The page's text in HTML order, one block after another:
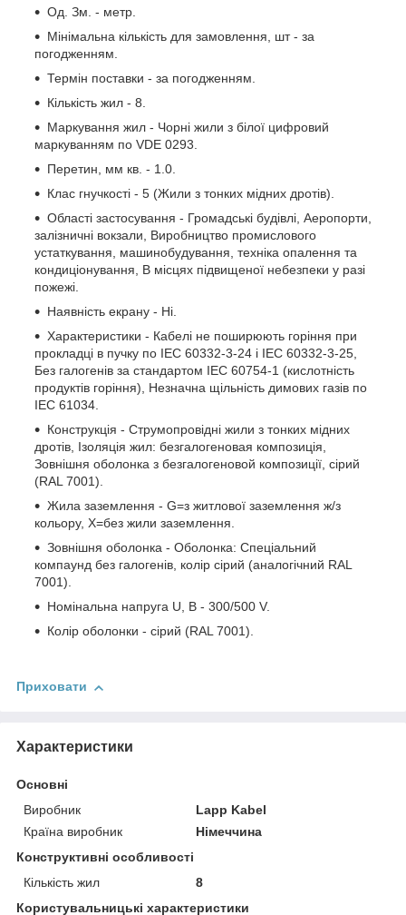
Од. Зм. - метр.
Мінімальна кількість для замовлення, шт - за
погодженням.
Термін поставки - за погодженням.
Кількість жил - 8.
Маркування жил - Чорні жили з білої цифровий
маркуванням по VDE 0293.
Перетин, мм кв. - 1.0.
Клас гнучкості - 5 (Жили з тонких мідних дротів).
Області застосування - Громадські будівлі, Аеропорти,
залізничні вокзали, Виробництво промислового
устаткування, машинобудування, техніка опалення та
кондиціонування, В місцях підвищеної небезпеки у разі
пожежі.
Наявність екрану - Ні.
Характеристики - Кабелі не поширюють горіння при
прокладці в пучку по IEC 60332-3-24 і IEC 60332-3-25,
Без галогенів за стандартом IEC 60754-1 (кислотність
продуктів горіння), Незначна щільність димових газів по
IEC 61034.
Конструкція - Струмопровідні жили з тонких мідних
дротів, Ізоляція жил: безгалогеновая композиція,
Зовнішня оболонка з безгалогеновой композиції, сірий
(RAL 7001).
Жила заземлення - G=з житлової заземлення ж/з
кольору, Х=без жили заземлення.
Зовнішня оболонка - Оболонка: Спеціальний
компаунд без галогенів, колір сірий (аналогічний RAL
7001).
Номінальна напруга U, В - 300/500 V.
Колір оболонки - сірий (RAL 7001).
Приховати
Характеристики
Основні
Виробник
Lapp Kabel
Країна виробник
Німеччина
Конструктивні особливості
Кількість жил
8
Користувальницькі характеристики